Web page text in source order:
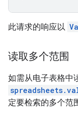
此请求的响应以
读取多个范围
如需从电子表格中
定要检索的多个范